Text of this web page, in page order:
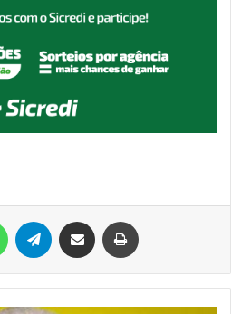
WhatsAppTelegram Compartilhar via e-mail